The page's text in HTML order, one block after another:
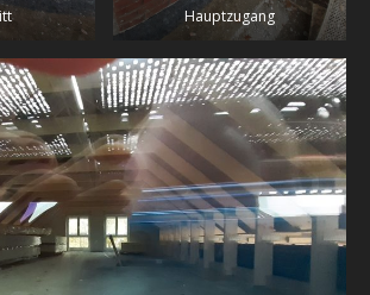
Hauptzugang